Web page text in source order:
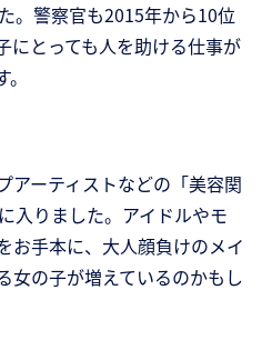
。警察官も2015年から10位
にとっても人を助ける仕事が
ーティストなどの「美容関
入りました。アイドルやモ
お手本に、大人顔負けのメイ
女の子が増えているのかもし